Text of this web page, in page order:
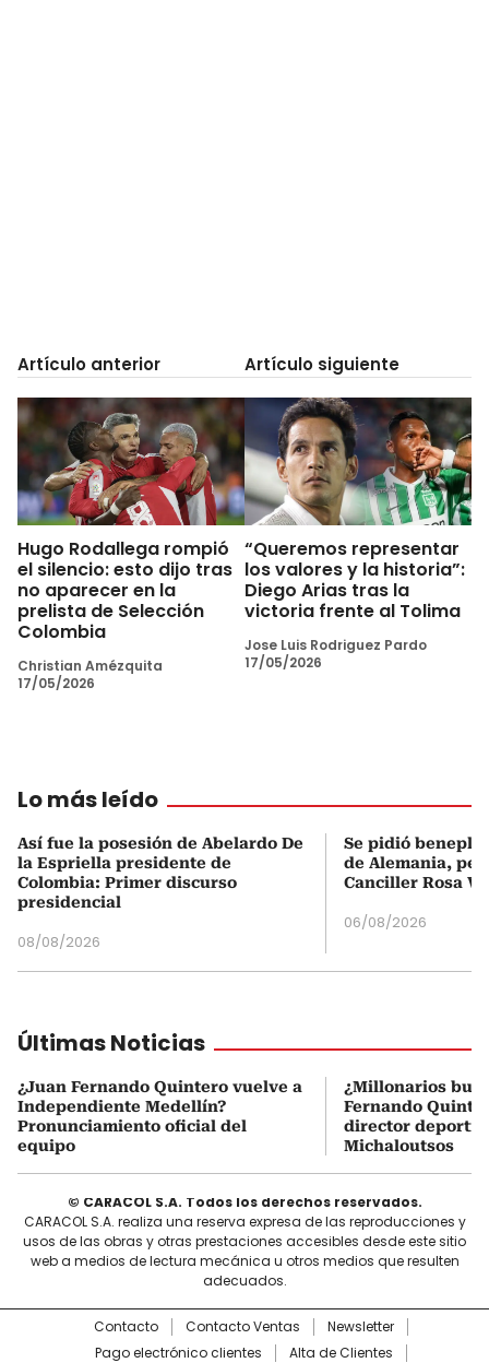
Artículo anterior
Hugo Rodallega rompió
el silencio: esto dijo tras
no aparecer en la
prelista de Selección
Colombia
Christian Amézquita
17/05/2026
Artículo siguiente
“Queremos representar
los valores y la historia”:
Diego Arias tras la
victoria frente al Tolima
Jose Luis Rodriguez Pardo
17/05/2026
Lo más leído
Así fue la posesión de Abelardo De
la Espriella presidente de
Colombia: Primer discurso
presidencial
08/08/2026
Se pidió
de Alemania,
Canciller Rosa
06/08/2026
Últimas Noticias
¿Juan Fernando Quintero vuelve a
Independiente Medellín?
Pronunciamiento oficial del
equipo
¿Millonarios
Fernando
director
Michaloutsos
© CARACOL S.A. Todos los derechos reservados.
CARACOL S.A. realiza una reserva expresa de las reproducciones y
usos de las obras y otras prestaciones accesibles desde este sitio
web a medios de lectura mecánica u otros medios que resulten
adecuados.
Contacto Contacto Ventas
Newsletter
Pago electrónico clientes
Alta de Clientes